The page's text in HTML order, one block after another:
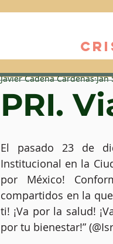
PRI.
Javier Cadena Cárdenas Jan
El pasado 23 de
Institucional en la
por México!
compartidos en la
ti! ¡Va por la salud!
por tu bienestar!”